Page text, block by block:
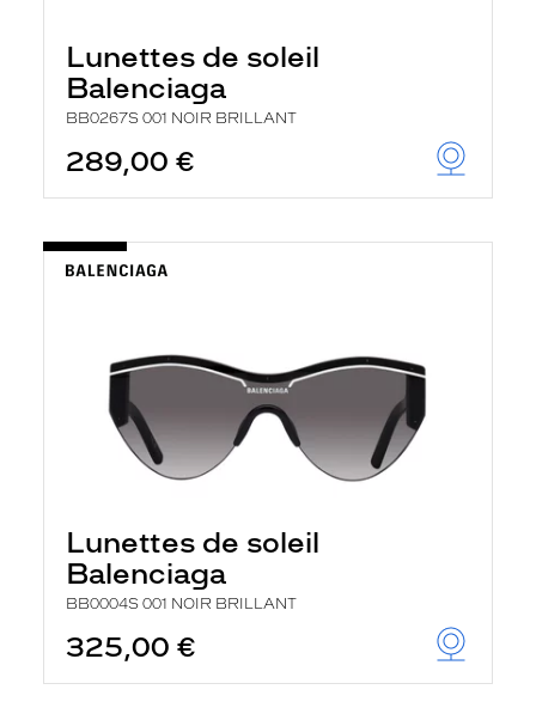
Lunettes de soleil
Balenciaga
BB0267S 001 NOIR BRILLANT
289,00 €
Lunettes de soleil
Balenciaga
BB0004S 001 NOIR BRILLANT
325,00 €